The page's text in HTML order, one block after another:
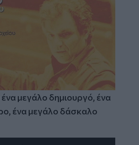
μεγάλο δημιουργό, ένα
ένα μεγάλο δάσκαλο